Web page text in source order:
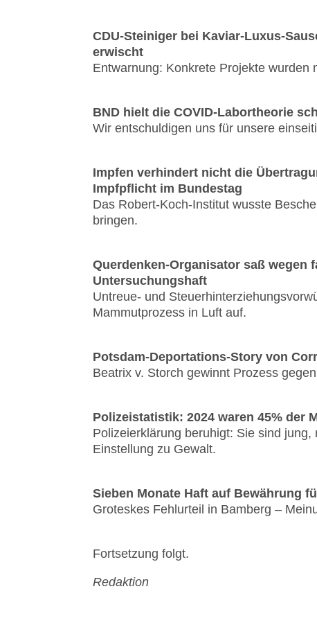
CDU-Steiniger bei Kaviar-Luxus-
erwischt
Entwarnung: Konkrete Projekte wurden
BND hielt die COVID-Labortheorie
Wir entschuldigen uns für unsere
Impfen verhindert nicht die
Impfpflicht im Bundestag
Das Robert-Koch-Institut wusste
bringen.
Querdenken-Organisator saß wegen
Untersuchungshaft
Untreue- und
Mammutprozess in Luft auf.
Potsdam-Deportations-Story von
Beatrix v. Storch gewinnt Prozess
Polizeistatistik: 2024 waren 45% der
Polizeierklärung beruhigt: Sie sind
Einstellung zu Gewalt.
Sieben Monate Haft auf Bewährung
Groteskes Fehlurteil in Bamberg –
Fortsetzung folgt.
Redaktion